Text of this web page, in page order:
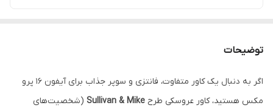
توضیحات
اگر به دنبال یک کاور متفاوت، فانتزی و سوپر جذاب برای آیفون 16 پرو
مکس هستید، کاور عروسکی طرح Sullivan & Mike (شخصیت‌های